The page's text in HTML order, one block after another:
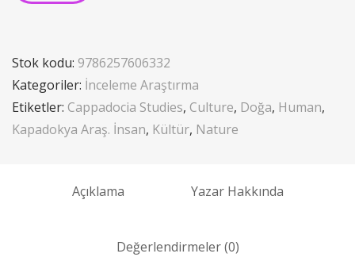
Stok kodu: 9786257606332
Kategoriler: İnceleme Araştırma
Etiketler: Cappadocia Studies, Culture, Doğa, Human,
Kapadokya Araş. İnsan, Kültür, Nature
Açıklama Yazar Hakkında
Değerlendirmeler (0)